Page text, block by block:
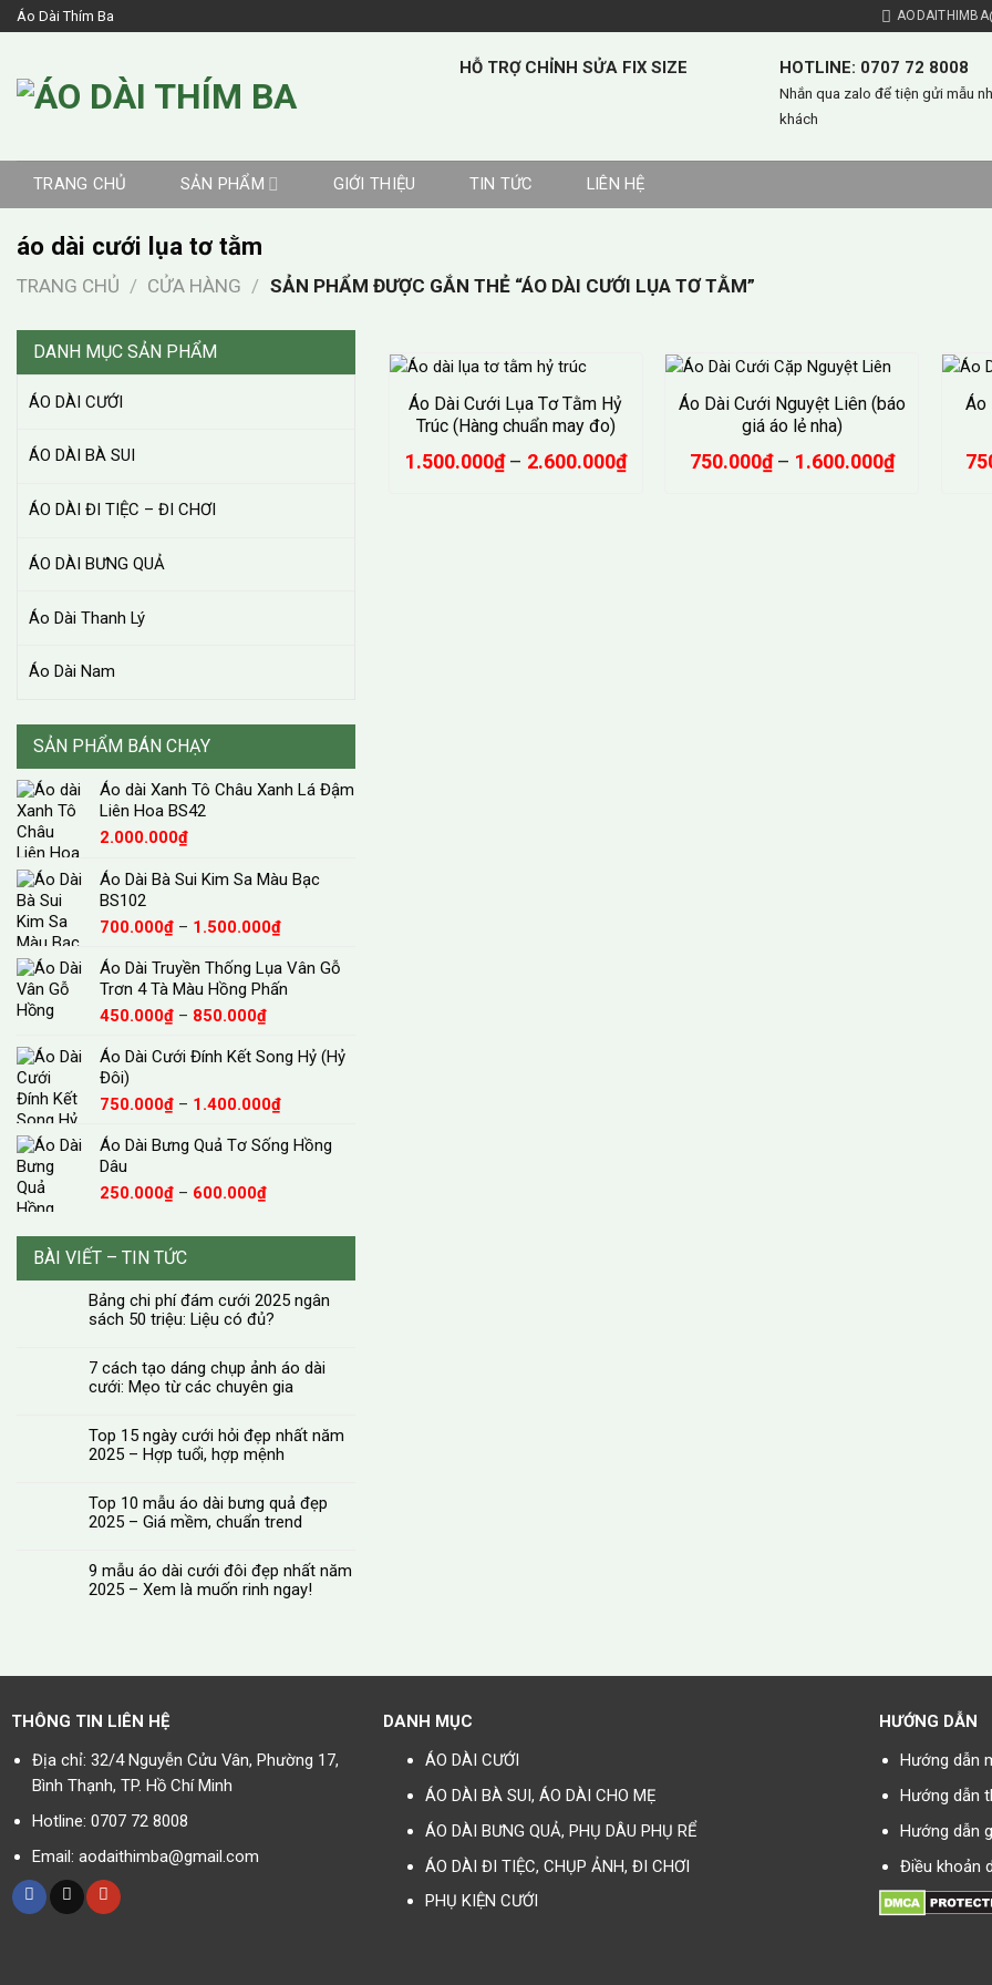
Skip
to
Áo Dài Thím Ba
HỖ TRỢ CHỈNH SỬA FIX SIZE HOTLINE: 0707 72 8008
Nhắn qua zalo để tiện gửi mẫu
khách
TRANG CHỦ SẢN PHẨM GIỚI THIỆU TIN TỨC LIÊN HỆ
áo dài cưới lụa tơ tằm
TRANG CHỦ / CỬA HÀNG / SẢN PHẨM ĐƯỢC GẮN THẺ “ÁO DÀI CƯỚI LỤA TƠ TẰM”
DANH MỤC SẢN PHẨM
ÁO DÀI CƯỚI
ÁO DÀI BÀ SUI
ÁO DÀI ĐI TIỆC – ĐI CHƠI
ÁO DÀI BƯNG QUẢ
Áo Dài Thanh Lý
Áo Dài Nam
SẢN PHẨM BÁN CHẠY
Áo dài Xanh Tô Châu Xanh Lá Đậm
Liên Hoa BS42
2.000.000₫
Áo Dài Bà Sui Kim Sa Màu Bạc
BS102
700.000₫ – 1.500.000₫Khoảng
từ
700.000₫
Áo Dài Truyền Thống Lụa Vân Gỗ
Trơn 4 Tà Màu Hồng Phấn
450.000₫ – 850.000₫Khoảng
từ
đến
850.000₫
Áo Dài Cưới Đính Kết Song Hỷ (Hỷ
Đôi)
750.000₫ – 1.400.000₫Khoảng
từ
Áo Dài Bưng Quả Tơ Sống Hồng
Dâu
250.000₫ – 600.000₫Khoảng
từ
đến
600.000₫
BÀI VIẾT – TIN TỨC
Bảng chi phí đám cưới 2025 ngân
sách 50 triệu: Liệu có đủ?
7 cách tạo dáng chụp ảnh áo dài
cưới: Mẹo từ các chuyên gia
Top 15 ngày cưới hỏi đẹp nhất năm
2025 – Hợp tuổi, hợp mệnh
Top 10 mẫu áo dài bưng quả đẹp
2025 – Giá mềm, chuẩn trend
9 mẫu áo dài cưới đôi đẹp nhất năm
2025 – Xem là muốn rinh ngay!
Áo Dài Cưới Lụa Tơ Tằm Hỷ
Trúc (Hàng chuẩn may đo)
1.500.000₫ – 2.600.000₫Khoảng
giá:
Áo Dài Cưới Nguyệt Liên (báo
giá áo lẻ nha)
750.000₫ – 1.600.000₫Khoảng
giá:
Áo
THÔNG TIN LIÊN HỆ
Địa chỉ: 32/4 Nguyễn Cửu Vân, Phường 17,
Bình Thạnh, TP. Hồ Chí Minh
Hotline: 0707 72 8008
Email: aodaithimba@gmail.com
DANH MỤC
ÁO DÀI CƯỚI
ÁO DÀI BÀ SUI, ÁO DÀI CHO MẸ
ÁO DÀI BƯNG QUẢ, PHỤ DÂU PHỤ RỂ
ÁO DÀI ĐI TIỆC, CHỤP ẢNH, ĐI CHƠI
PHỤ KIỆN CƯỚI
HƯỚNG DẪN
Hướng dẫn
Hướng dẫn
Hướng dẫn
Điều khoản